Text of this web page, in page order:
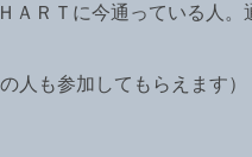
ＡＲＴに今通っている人。
人も参加してもらえます）